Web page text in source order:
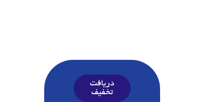
دریافت
تخفیف